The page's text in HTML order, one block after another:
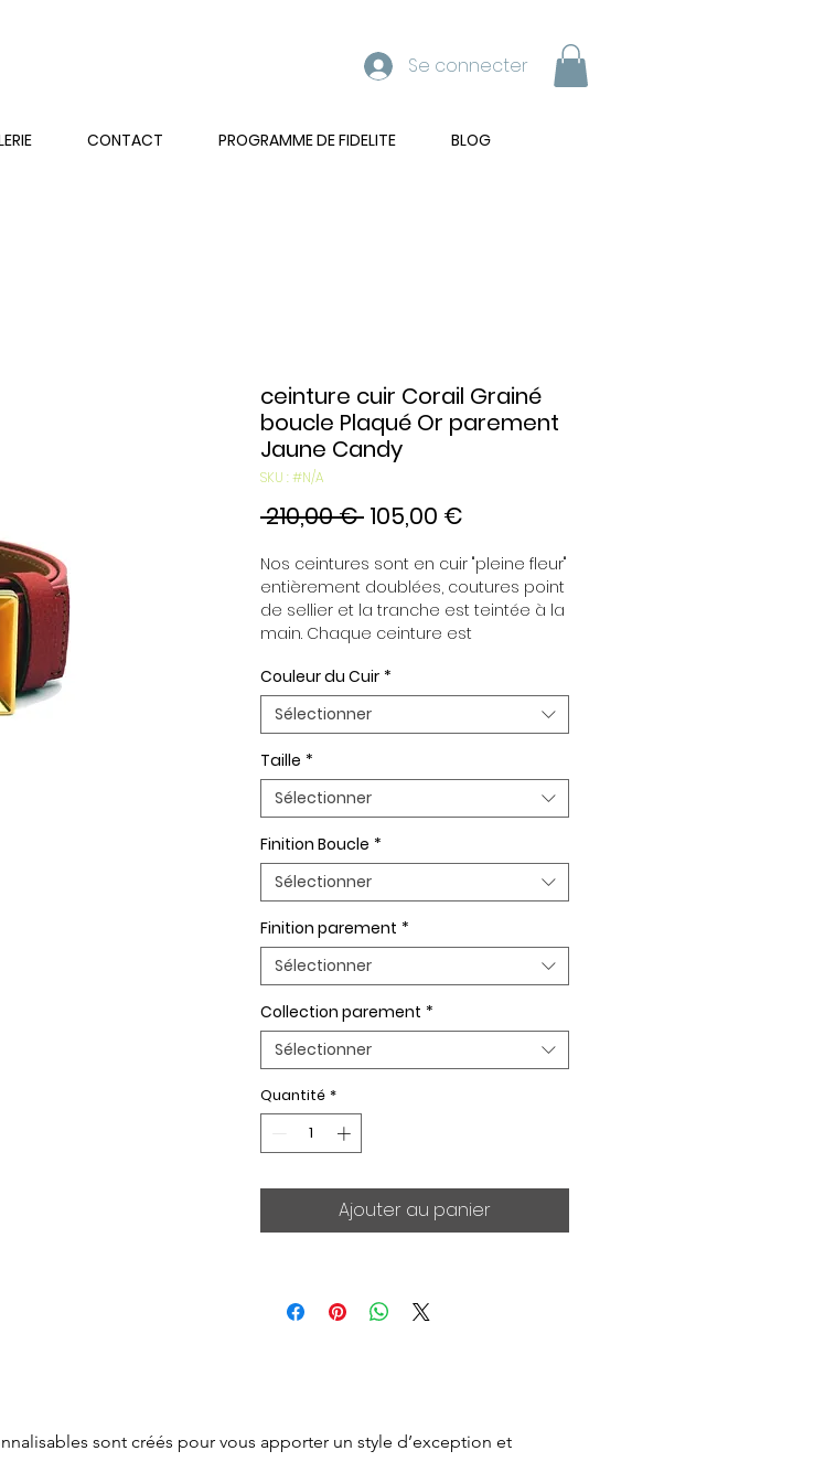
Se connecter
CONTACT PROGRAMME DE FIDELITE BLOG
ceinture cuir Corail Grainé
boucle Plaqué Or parement
Jaune Candy
SKU : #N/A
210,00 € Prix
105,00 €
Nos ceintures sont en cuir "pleine fleur"
entièrement doublées, coutures point
de sellier et la tranche est teintée à la
main. Chaque ceinture est
permettre d’associer vos ensembles
en fonction de vos envies. Toutes nos
ceintures sont en largeur 32mm.
Boucle plaquée Or ou Palladium,
Parement de boucle Plaqué Or ou
Palladium.
Couleur du Cuir *
Sélectionner
Taille *
Sélectionner
Finition Boucle *
Sélectionner
Finition parement *
Sélectionner
Collection parement *
Sélectionner
Quantité *
Ajouter au panier
sont créés pour vous apporter un style d’exception et